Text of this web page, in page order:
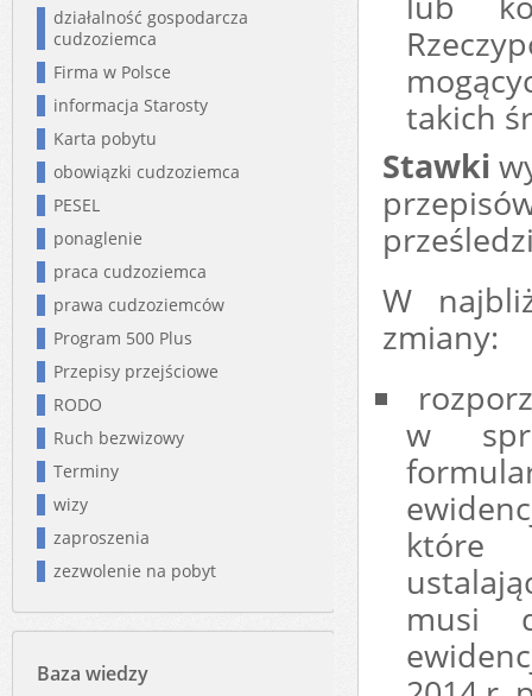
takich
Stawki
W
zmiany:
w
które
musi
działalność gospodarcza
cudzoziemca
Firma w Polsce
informacja Starosty
Karta pobytu
obowiązki cudzoziemca
PESEL
ponaglenie
praca cudzoziemca
prawa cudzoziemców
Program 500 Plus
Przepisy przejściowe
RODO
Ruch bezwizowy
Terminy
wizy
zaproszenia
zezwolenie na pobyt
Baza wiedzy